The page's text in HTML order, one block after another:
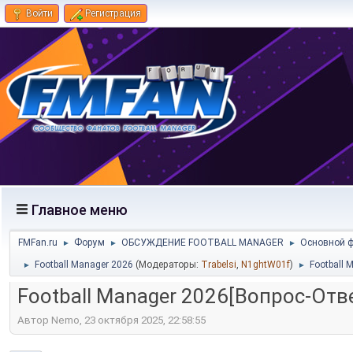
Войти Регистрация
Главное меню
FMFan.ru ► Форум ► ОБСУЖДЕНИЕ FOOTBALL MANAGER ► Основной
► Football Manager 2026 (Модераторы: Trabelsi, N1ghtW01f) ► Football
Football Manager 2026[Вопрос-
Автор Nemo, 23 октября 2025, 22:58:55